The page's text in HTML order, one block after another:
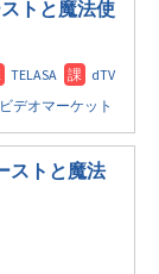
トと魔法使
ストと魔法